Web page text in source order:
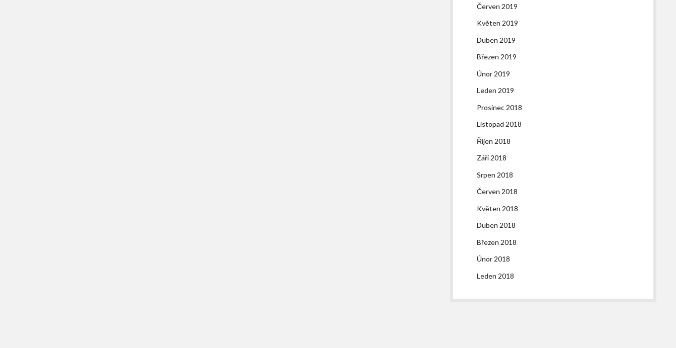
Červen 2019
Květen 2019
Duben 2019
Březen 2019
Únor 2019
Leden 2019
Prosinec 2018
Listopad 2018
Říjen 2018
Září 2018
Srpen 2018
Červen 2018
Květen 2018
Duben 2018
Březen 2018
Únor 2018
Leden 2018